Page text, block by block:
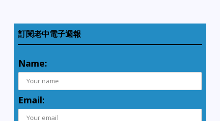
訂閱老中電子週報
Name:
Email: